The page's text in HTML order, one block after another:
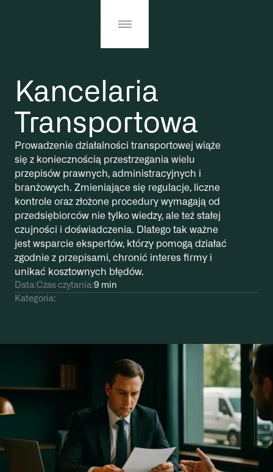
Kancelaria
Transportowa
Prowadzenie działalności transportowej wiąże
się z koniecznością przestrzegania wielu
przepisów prawnych, administracyjnych i
branżowych. Zmieniające się regulacje, liczne
kontrole oraz złożone procedury wymagają od
przedsiębiorców nie tylko wiedzy, ale też stałej
czujności i doświadczenia. Dlatego tak ważne
jest wsparcie ekspertów, którzy pomogą działać
zgodnie z przepisami, chronić interes firmy i
unikać kosztownych błędów.
Data:Czas czytania:9 min
Kategoria: